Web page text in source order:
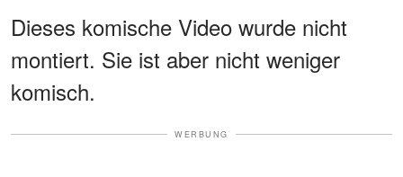
Dieses komische Video wurde nicht
montiert. Sie ist aber nicht weniger
komisch.
WERBUNG